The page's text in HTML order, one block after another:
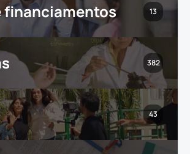
financiamentos 13
382
43